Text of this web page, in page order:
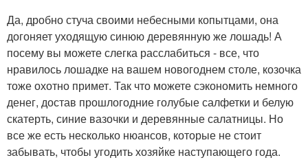
Да, дробно стуча своими небесными копытцами, она
догоняет уходящую синюю деревянную же лошадь! А
посему вы можете слегка расслабиться - все, что
нравилось лошадке на вашем новогоднем столе, козочка
тоже охотно примет. Так что можете сэкономить немного
денег, достав прошлогодние голубые салфетки и белую
скатерть, синие вазочки и деревянные салатницы. Но
все же есть несколько нюансов, которые не стоит
забывать, чтобы угодить хозяйке наступающего года.